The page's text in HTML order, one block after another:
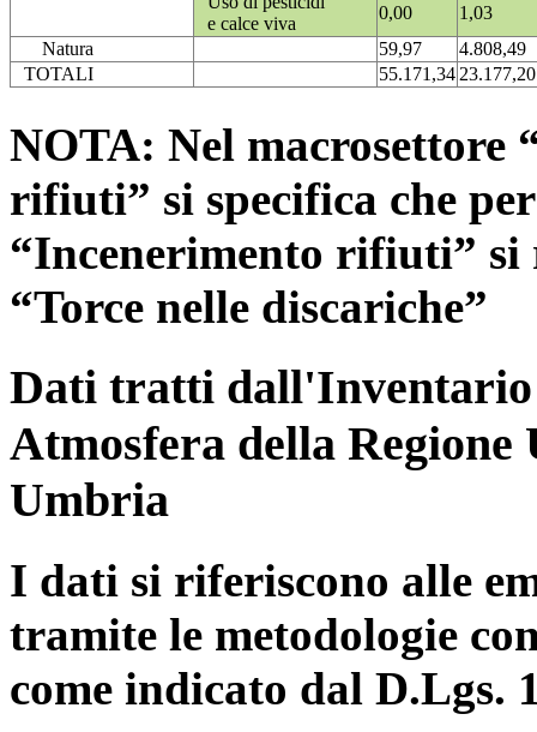
e calce viva
0,00
1,03
Natura
59,97
4.808,49
TOTALI
55.171,3423.177,20
NOTA: Nel macrosettore
rifiuti” si specifica che
“Incenerimento rifiuti”
“Torce nelle discariche”
Dati tratti dall'Inventario
Atmosfera della
Umbria
I dati si riferiscono alle
tramite le metodologie
come indicato dal D.Lgs.